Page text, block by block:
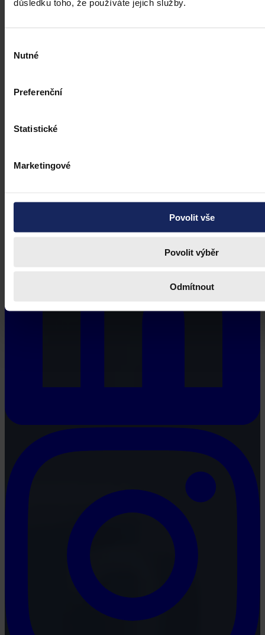
důsledku toho, že používáte jejich služby.
souhlasu
Nutné
Preferenční
Statistické
Marketingové
Povolit vše
Povolit výběr
Odmítnout